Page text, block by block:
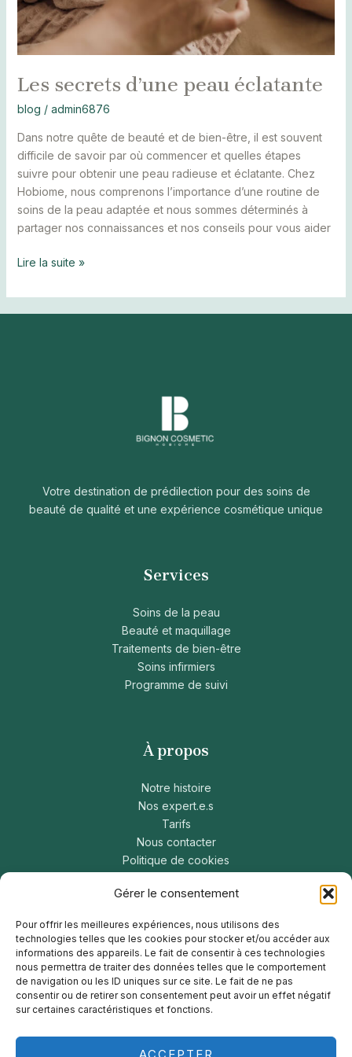
Gérer le consentement
Pour offrir les meilleures expériences, nous utilisons des
technologies telles que les cookies pour stocker et/ou accéder aux
informations des appareils. Le fait de consentir à ces technologies
nous permettra de traiter des données telles que le comportement
de navigation ou les ID uniques sur ce site. Le fait de ne pas
consentir ou de retirer son consentement peut avoir un effet négatif
sur certaines caractéristiques et fonctions.
ACCEPTER
Les secrets d’une peau éclatante
blog / admin6876
Dans notre quête de beauté et de bien-être, il est souvent
difficile de savoir par où commencer et quelles étapes
suivre pour obtenir une peau radieuse et éclatante. Chez
Hobiome, nous comprenons l’importance d’une routine de
soins de la peau adaptée et nous sommes déterminés à
partager nos connaissances et nos conseils pour vous aider
Lire la suite »
Votre destination de prédilection pour des soins de
beauté de qualité et une expérience cosmétique unique
Services
Soins de la peau
Beauté et maquillage
Traitements de bien-être
Soins infirmiers
Programme de suivi
À propos
Notre histoire
Nos expert.e.s
Tarifs
Nous contacter
Politique de cookies
Restez connecté
Canada
États-Unis